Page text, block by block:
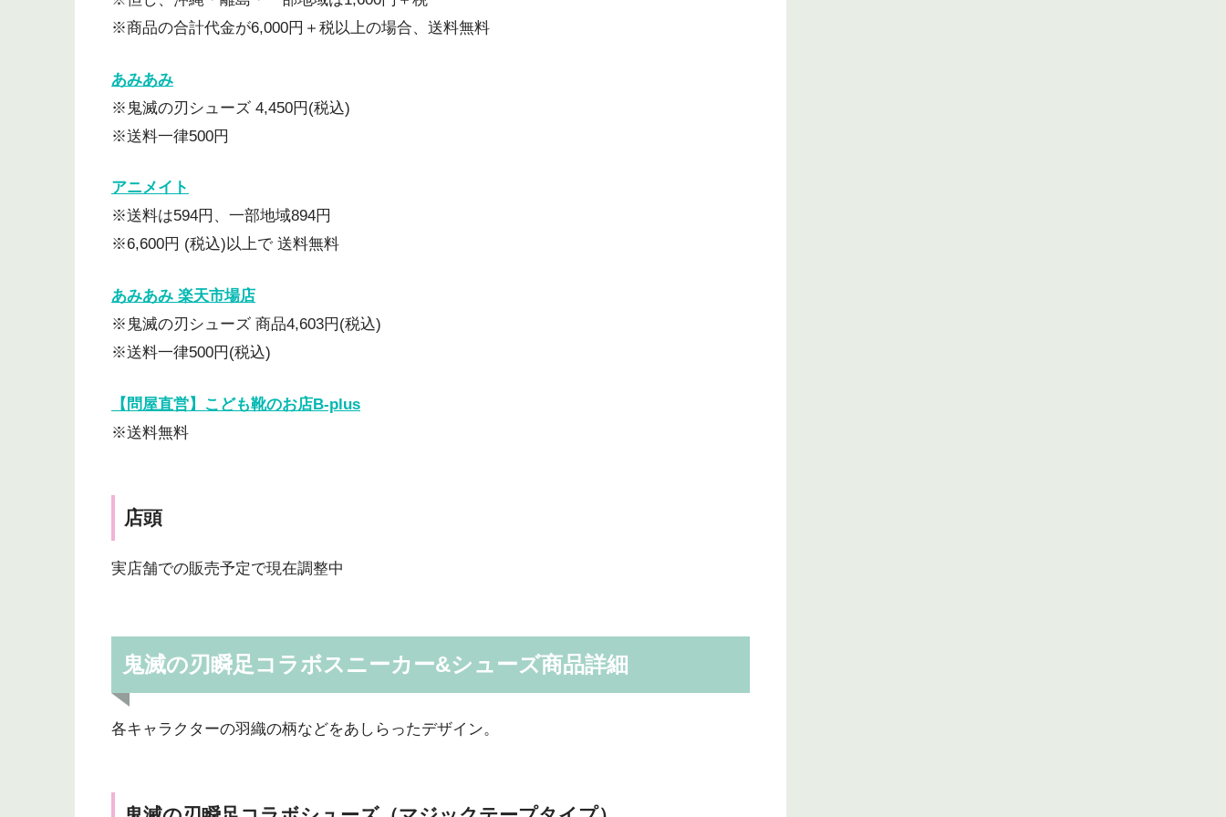
※商品の合計代金が6,000円＋税以上の場合、送料無料
あみあみ
※鬼滅の刃シューズ 4,450円(税込)
※送料一律500円
アニメイト
※送料は594円、一部地域894円
※6,600円 (税込)以上で 送料無料
あみあみ 楽天市場店
※鬼滅の刃シューズ 商品4,603円(税込)
※送料一律500円(税込)
【問屋直営】こども靴のお店B-plus
※送料無料
店頭
実店舗での販売予定で現在調整中
鬼滅の刃瞬足コラボスニーカー&シューズ商品詳細
各キャラクターの羽織の柄などをあしらったデザイン。